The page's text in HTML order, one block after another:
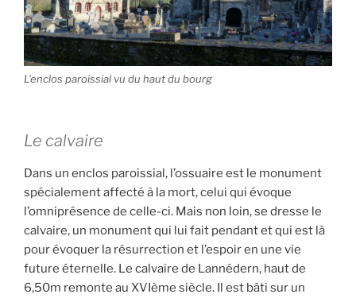
L’enclos paroissial vu du haut du bourg
Le calvaire
Dans un enclos paroissial, l’ossuaire est le monument
spécialement affecté à la mort, celui qui évoque
l’omniprésence de celle-ci. Mais non loin, se dresse le
calvaire, un monument qui lui fait pendant et qui est là
pour évoquer la résurrection et l’espoir en une vie
future éternelle. Le calvaire de Lannédern, haut de
6,50m remonte au XVIème siècle. Il est bâti sur un